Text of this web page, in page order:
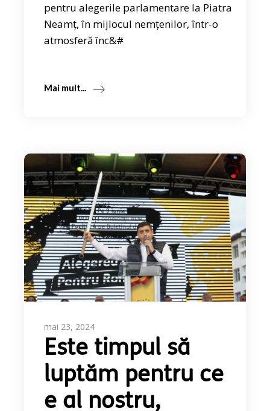
pentru alegerile parlamentare la Piatra
Neamț, în mijlocul nemțenilor, într-o
atmosferă înc&#
Mai mult...
mai 23, 2024
Este timpul să
luptăm pentru ce
e al nostru,